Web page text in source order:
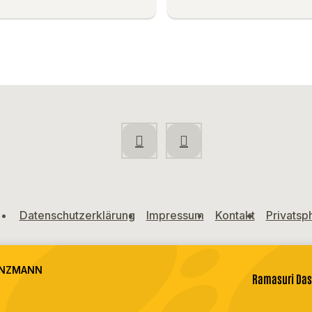
Datenschutzerklärung Impressum Kontakt
Ramasuri